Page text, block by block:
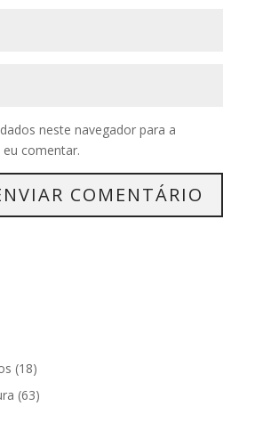
neste navegador para a
comentar.
(18)
(63)